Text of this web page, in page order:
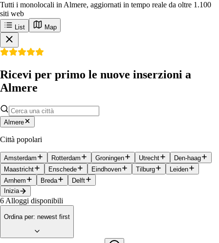
Tutti i monolocali in Almere, aggiornati in tempo reale da oltre 1.100
siti web
List Map
Ricevi per primo le nuove inserzioni a
Almere
Almere
Città popolari
Amsterdam Rotterdam Groningen Utrecht
Den-haag
Maastricht
Enschede Eindhoven Tilburg
Leiden
Arnhem
Breda
Delft
Inizia
6 Alloggi disponibili
Ordina per: newest first